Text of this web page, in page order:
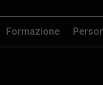
Formazione